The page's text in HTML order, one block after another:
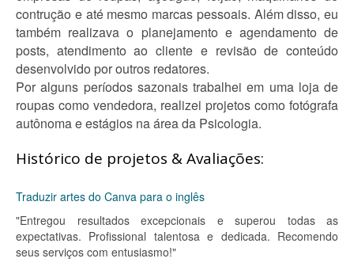
contrução e até mesmo marcas pessoais. Além disso, eu
também realizava o planejamento e agendamento de
posts, atendimento ao cliente e revisão de conteúdo
desenvolvido por outros redatores.
Por alguns períodos sazonais trabalhei em uma loja de
roupas como vendedora, realizei projetos como fotógrafa
autônoma e estágios na área da Psicologia.
Histórico de projetos & Avaliações:
Traduzir artes do Canva para o inglês
"Entregou resultados excepcionais e superou todas as
expectativas. Profissional talentosa e dedicada. Recomendo
seus serviços com entusiasmo!"